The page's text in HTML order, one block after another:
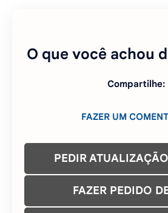
O que você achou
Compartilhe:
FAZER UM
PEDIR
FAZER PEDIDO